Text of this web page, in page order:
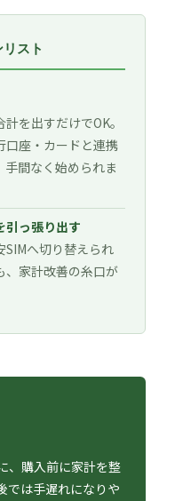
スト
を出すだけでOK。
口座・カードと連携
手間なく始められま
引っ張り出す
へ切り替えられ
、家計改善の糸口が
、購入前に家計を整
では手遅れになりや